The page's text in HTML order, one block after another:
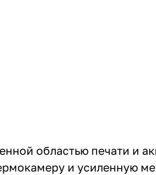
областью печати и
и усиленную